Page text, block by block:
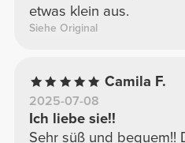
etwas klein aus.
Siehe Original
Camila F.
2025-07-08
Ich liebe sie!!
Sehr süß und bequem!!